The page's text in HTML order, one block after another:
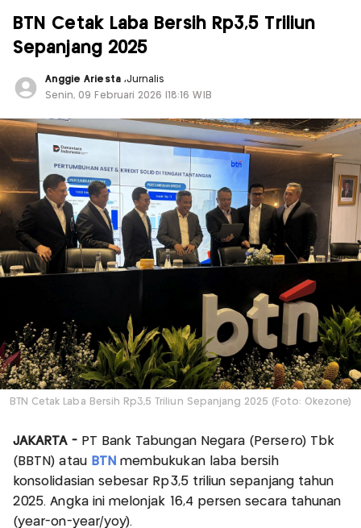
BTN Cetak Laba Bersih Rp3,5 Triliun
Sepanjang 2025
Anggie Ariesta ,Jurnalis
Senin, 09 Februari 2026 |18:16 WIB
BTN Cetak Laba Bersih Rp3,5 Triliun Sepanjang 2025 (Foto: Okezone)
JAKARTA -PT Bank Tabungan Negara (Persero) Tbk
(BBTN) atau BTN membukukan laba bersih
konsolidasian sebesar Rp3,5 triliun sepanjang tahun
2025. Angka ini melonjak 16,4 persen secara tahunan
(year-on-year/yoy).